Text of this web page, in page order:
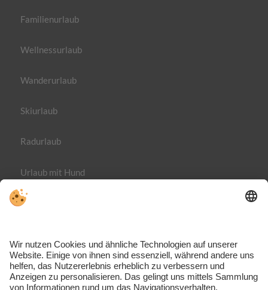
Familienurlaub
Wellnessurlaub
Wanderurlaub
Skiurlaub
Radurlaub
Urlaub mit Hund
MwSt.-Nr. IT02365710215